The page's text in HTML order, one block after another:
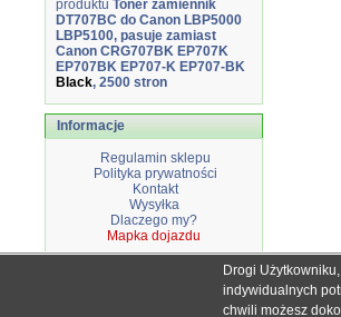
produktu Toner zamiennik
DT707BC do Canon LBP5000
LBP5100, pasuje zamiast
Canon CRG707BK EP707K
EP707BK EP707-K EP707-BK
Black, 2500 stron
Informacje
Regulamin sklepu
Polityka prywatności
Kontakt
Wysyłka
Dlaczego my?
Mapka dojazdu
Wszystkie nazwy i znaki
Mimo
Drogi
indywidualnych
chwili możesz